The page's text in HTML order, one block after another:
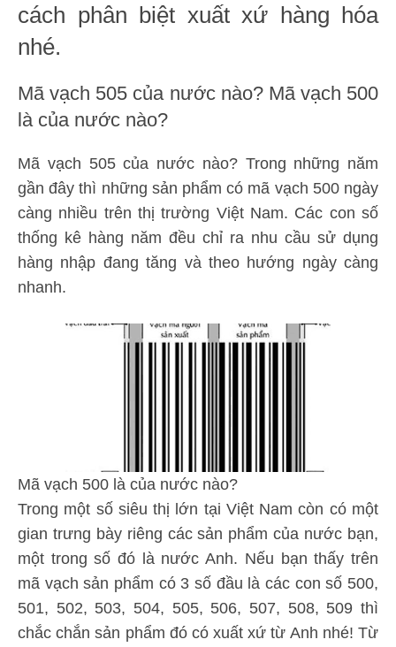
cách phân biệt xuất xứ hàng hóa
nhé.
Mã vạch 505 của nước nào? Mã vạch 500
là của nước nào?
Mã vạch 505 của nước nào? Trong những năm
gần đây thì những sản phẩm có mã vạch 500 ngày
càng nhiều trên thị trường Việt Nam. Các con số
thống kê hàng năm đều chỉ ra nhu cầu sử dụng
hàng nhập đang tăng và theo hướng ngày càng
nhanh.
Mã vạch 500 là của nước nào?
Trong một số siêu thị lớn tại Việt Nam còn có một
gian trưng bày riêng các sản phẩm của nước bạn,
một trong số đó là nước Anh. Nếu bạn thấy trên
mã vạch sản phẩm có 3 số đầu là các con số 500,
501, 502, 503, 504, 505, 506, 507, 508, 509 thì
chắc chắn sản phẩm đó có xuất xứ từ Anh nhé! Từ